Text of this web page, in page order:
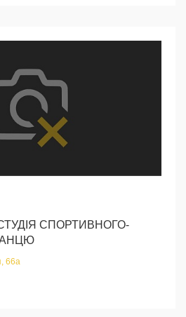
СТУДІЯ СПОРТИВНОГО-
66а